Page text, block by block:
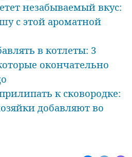
незабываемый вкус:
с этой ароматной
в котлеты: 3
окончательно
к сковородке:
добавляют во